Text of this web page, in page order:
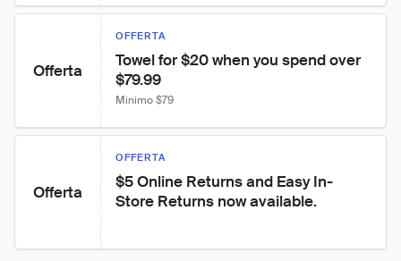
Offerta
OFFERTA
Towel for $20 when you spend over
$79.99
Minimo $79
Offerta
OFFERTA
$5 Online Returns and Easy In-
Store Returns now available.